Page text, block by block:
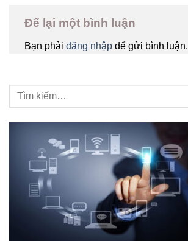
Để lại một bình luận
Bạn phải đăng nhập để gửi bình luận.